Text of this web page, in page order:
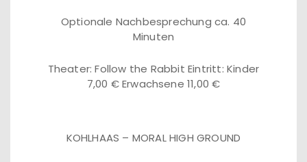
Optionale Nachbesprechung ca. 40
Minuten
Theater: Follow the Rabbit Eintritt: Kinder
7,00 € Erwachsene 11,00 €
KOHLHAAS – MORAL HIGH GROUND